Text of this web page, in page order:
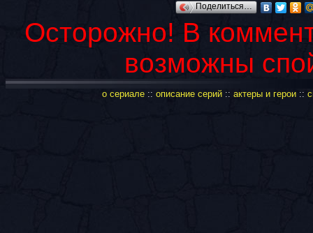
Поделиться…
Осторожно! В
возможны
о сериале:: описание серий:: актеры и герои::